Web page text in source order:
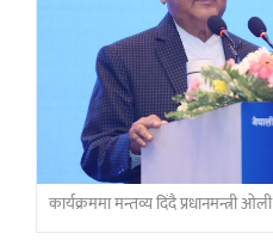
कार्यक्रममा मन्तव्य दिंदै प्रधानमन्त्री ओली